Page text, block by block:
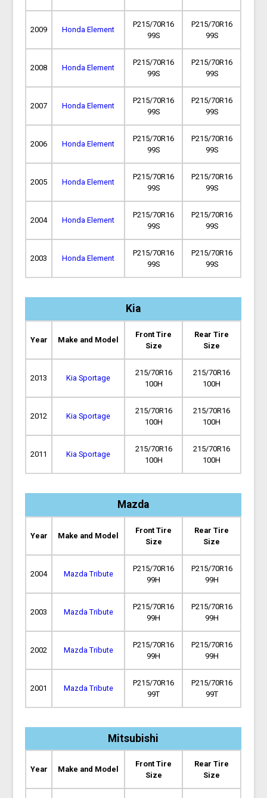
2009 Honda Element
P215/70R16
99S
P215/70R16
99S
2008 Honda Element
P215/70R16
99S
P215/70R16
99S
2007 Honda Element
P215/70R16
99S
P215/70R16
99S
2006 Honda Element
P215/70R16
99S
P215/70R16
99S
2005 Honda Element
P215/70R16
99S
P215/70R16
99S
2004 Honda Element
P215/70R16
99S
P215/70R16
99S
2003 Honda Element
P215/70R16
99S
P215/70R16
99S
Kia
Year Make and Model
Front Tire
Size
Rear Tire
Size
2013 Kia Sportage
215/70R16
100H
215/70R16
100H
2012 Kia Sportage
215/70R16
100H
215/70R16
100H
2011 Kia Sportage
215/70R16
100H
215/70R16
100H
Mazda
Year Make and Model
Front Tire
Size
Rear Tire
Size
2004 Mazda Tribute
P215/70R16
99H
P215/70R16
99H
2003 Mazda Tribute
P215/70R16
99H
P215/70R16
99H
2002 Mazda Tribute
P215/70R16
99H
P215/70R16
99H
2001 Mazda Tribute
P215/70R16
99T
P215/70R16
99T
Mitsubishi
Year Make and Model
Front Tire
Size
Rear Tire
Size